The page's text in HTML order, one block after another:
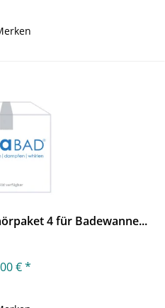
4 für Badewanne...
€ *